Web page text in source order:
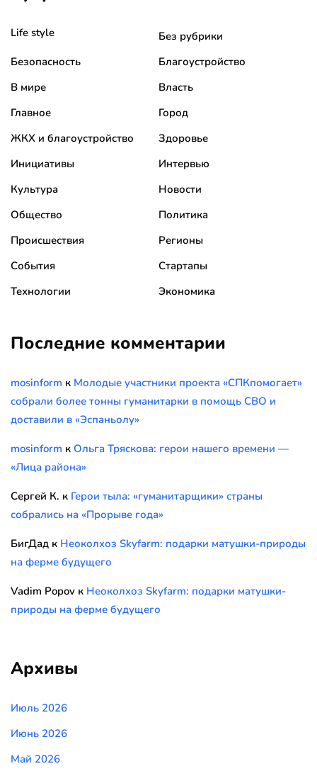
Life style
Без рубрики
Безопасность
Благоустройство
В мире
Власть
Главное
Город
ЖКХ и благоустройство
Здоровье
Инициативы
Интервью
Культура
Новости
Общество
Политика
Происшествия
Регионы
События
Стартапы
Технологии
Экономика
Последние комментарии
mosinform к Молодые участники проекта «СПКпомогает»
собрали более тонны гуманитарки в помощь СВО и
доставили в «Эспаньолу»
mosinform к Ольга Тряскова: герои нашего времени —
«Лица района»
Сергей К. к Герои тыла: «гуманитарщики» страны
собрались на «Прорыве года»
БигДад к Неоколхоз Skyfarm: подарки матушки-природы
на ферме будущего
Vadim Popov к Неоколхоз Skyfarm: подарки матушки-
природы на ферме будущего
Архивы
Июль 2026
Июнь 2026
Май 2026